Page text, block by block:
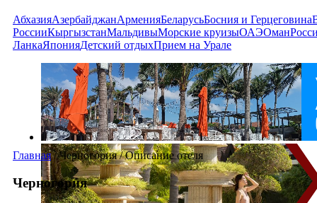
АбхазияАзербайджанАрменияБеларусьБосния и Герцеговина
РоссииКыргызстанМальдивыМорские круизыОАЭОман
ЛанкаЯпонияДетский отдыхПрием на Урале
Главная /Черногория/Описание отеля
Черногория